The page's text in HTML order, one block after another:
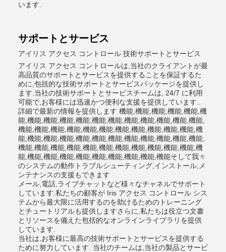
います.
サポートとサービス
アイリス アクセス コントロール 技術サポートとサービス
アイリス アクセス コントロールは,当社のクライアントが最
高品質のサポートとサービスを提供することを保証するた
めに,包括的な技術サポートとサービスパッケージを提供し
ます.当社の技術サポートとサービスチームは, 24/7 に利用
可能で,お客様には迅速かつ便利な支援を提供しています..
詳細で最新の情報を提供します 機能,機能,機能,機能,機能,機
能,機能,機能,機能,機能,機能,機能,機能,機能,機能,機能,機能,
機能,機能,機能,機能,機能,機能,機能,機能,機能,機能,機能,機
能,機能,機能,機能,機能,機能,機能,機能,機能,機能,機能,機能,
機能,機能,機能,機能,機能,機能,機能,機能,機能,機能,機能,機
能,機能,機能,機能,機能,機能,機能,機能,機能,機能そして我々
のシステムの動作トラブルシューティング,インストール,メ
ンテナンスの支援もできます
メール,電話,ライブチャットなど様々なチャネルでサポート
しています.私たちの顧客が Iris アクセス コントロール シス
テムから最大限に活用するのを助けるためのトレーニング
とチュートリアルも提供しますさらに,私たちは役立つ文書
とリソースを備えた包括的なオンラインライブラリを提供
しています.
当社は,お客様に最高の技術サポートとサービスを提供する
ために努力しています. 当社のチームは,当社の製品とサービ